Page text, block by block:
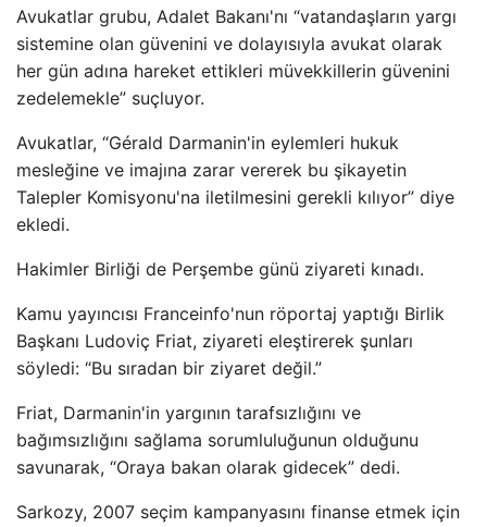
Avukatlar grubu, Adalet Bakanı'nı “vatandaşların yargı
sistemine olan güvenini ve dolayısıyla avukat olarak
her gün adına hareket ettikleri müvekkillerin güvenini
zedelemekle” suçluyor.
Avukatlar, “Gérald Darmanin'in eylemleri hukuk
mesleğine ve imajına zarar vererek bu şikayetin
Talepler Komisyonu'na iletilmesini gerekli kılıyor” diye
ekledi.
Hakimler Birliği de Perşembe günü ziyareti kınadı.
Kamu yayıncısı Franceinfo'nun röportaj yaptığı Birlik
Başkanı Ludoviç Friat, ziyareti eleştirerek şunları
söyledi: “Bu sıradan bir ziyaret değil.”
Friat, Darmanin'in yargının tarafsızlığını ve
bağımsızlığını sağlama sorumluluğunun olduğunu
savunarak, “Oraya bakan olarak gidecek” dedi.
Sarkozy, 2007 seçim kampanyasını finanse etmek için